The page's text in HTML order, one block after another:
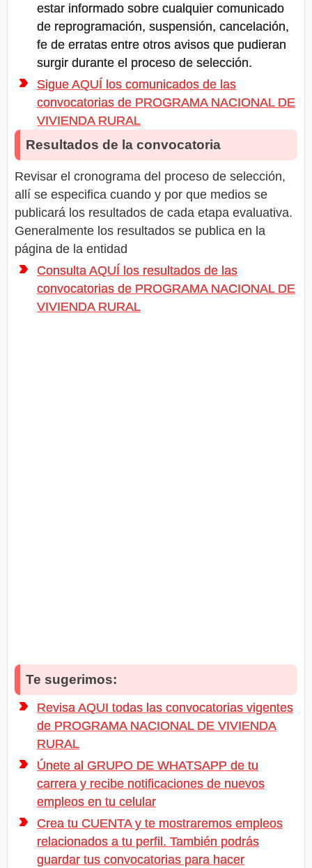
estar informado sobre cualquier comunicado
de reprogramación, suspensión, cancelación,
fe de erratas entre otros avisos que pudieran
surgir durante el proceso de selección.
Sigue AQUÍ los comunicados de las
convocatorias de PROGRAMA NACIONAL DE
VIVIENDA RURAL
Resultados de la convocatoria
Revisar el cronograma del proceso de selección,
allí se especifica cuando y por que medios se
publicará los resultados de cada etapa evaluativa.
Generalmente los resultados se publica en la
página de la entidad
Consulta AQUÍ los resultados de las
convocatorias de PROGRAMA NACIONAL DE
VIVIENDA RURAL
Te sugerimos:
Revisa AQUI todas las convocatorias vigentes
de PROGRAMA NACIONAL DE VIVIENDA
RURAL
Únete al GRUPO DE WHATSAPP de tu
carrera y recibe notificaciones de nuevos
empleos en tu celular
Crea tu CUENTA y te mostraremos empleos
relacionados a tu perfil. También podrás
guardar tus convocatorias para hacer